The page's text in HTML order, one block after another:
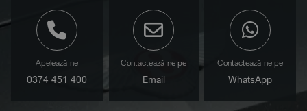
Apelează-ne
0374 451 400
Contactează-ne pe
Email
Contactează-ne pe
WhatsApp